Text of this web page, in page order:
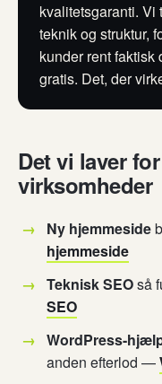
kvalitetsgaranti. Vi
teknik og struktur,
kunder rent
gratis. Det, der
Det vi laver
virksomheder
Ny hjemmeside
hjemmeside
Teknisk SEOså
SEO
WordPress-
anden efterlod —